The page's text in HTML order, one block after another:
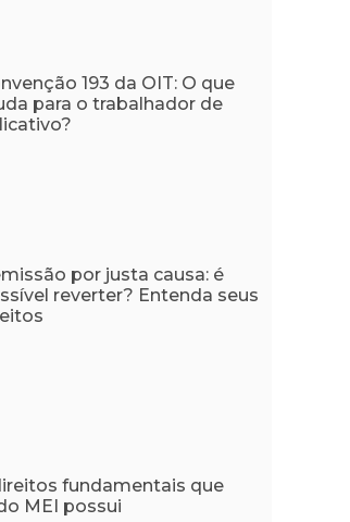
193 da OIT: O que
para o trabalhador de
por justa causa: é
reverter? Entenda seus
fundamentais que
MEI possui